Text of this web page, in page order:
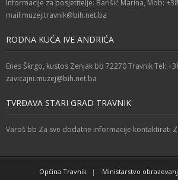
Informacije za posjetitelje: Barišić Marina, Mob:
mail:muzej.travnik@bih.net.ba
RODNA KUĆA IVE ANDRIĆA
Enes Škrgo, kustos Zenjak bb 72270 Travnik Tel:
zavicajni.muzej@bih.net.ba
TVRĐAVA STARI GRAD TRAVNIK
Varoš bb Za sve dodatne informacije kontaktirati
Općina Travnik
Ministarstvo